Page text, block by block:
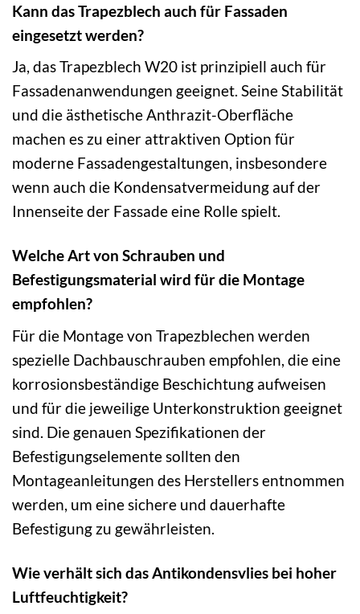
Kann das Trapezblech auch für Fassaden
eingesetzt werden?
Ja, das Trapezblech W20 ist prinzipiell auch für
Fassadenanwendungen geeignet. Seine Stabilität
und die ästhetische Anthrazit-Oberfläche
machen es zu einer attraktiven Option für
moderne Fassadengestaltungen, insbesondere
wenn auch die Kondensatvermeidung auf der
Innenseite der Fassade eine Rolle spielt.
Welche Art von Schrauben und
Befestigungsmaterial wird für die Montage
empfohlen?
Für die Montage von Trapezblechen werden
spezielle Dachbauschrauben empfohlen, die eine
korrosionsbeständige Beschichtung aufweisen
und für die jeweilige Unterkonstruktion geeignet
sind. Die genauen Spezifikationen der
Befestigungselemente sollten den
Montageanleitungen des Herstellers entnommen
werden, um eine sichere und dauerhafte
Befestigung zu gewährleisten.
Wie verhält sich das Antikondensvlies bei hoher
Luftfeuchtigkeit?